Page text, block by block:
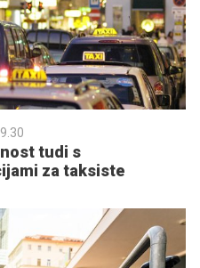
tudi s
za taksiste